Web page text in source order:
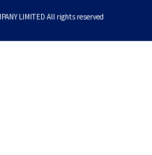
LIMITED All rights reserved